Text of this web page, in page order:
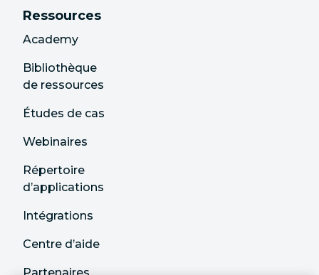
Ressources
Academy
Bibliothèque
de ressources
Études de cas
Webinaires
Répertoire
d’applications
Intégrations
Centre d’aide